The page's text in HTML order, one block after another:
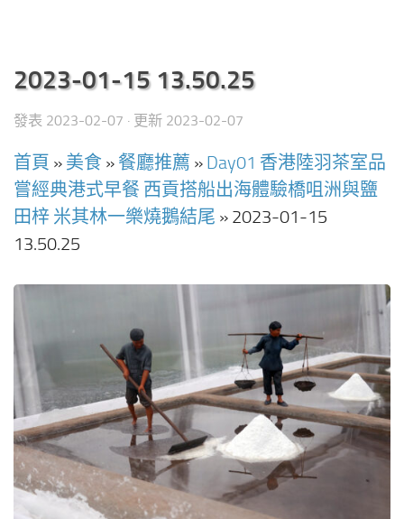
2023-01-15 13.50.25
發表 2023-02-07 · 更新 2023-02-07
首頁 » 美食 » 餐廳推薦 » Day01 香港陸羽茶室品
嘗經典港式早餐 西貢搭船出海體驗橋咀洲與鹽
田梓 米其林一樂燒鵝結尾 » 2023-01-15
13.50.25